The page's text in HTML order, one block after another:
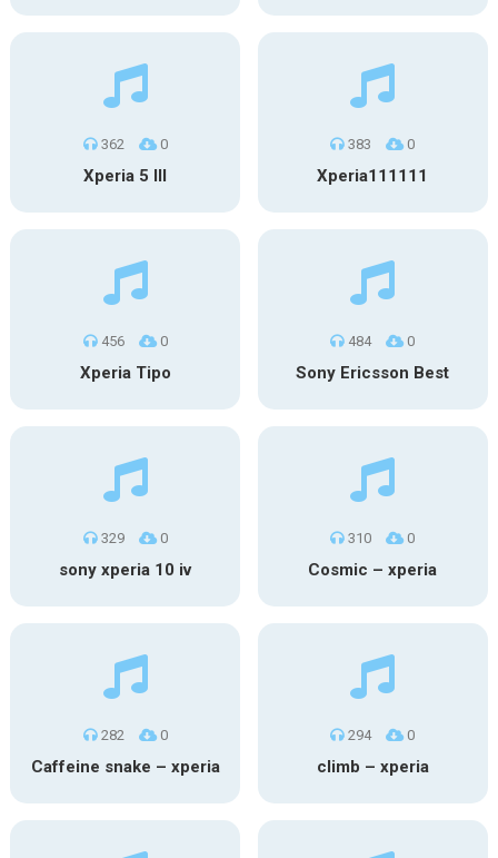
362 0
Xperia 5 III
383 0
Xperia111111
456 0
Xperia Tipo
484 0
Sony Ericsson Best
329 0
sony xperia 10 iv
310 0
Cosmic – xperia
282 0
Caffeine snake – xperia
294 0
climb – xperia